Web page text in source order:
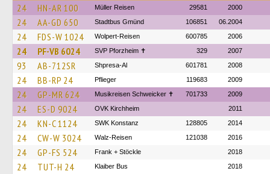
24 HN-AR 100 Müller Reisen 29581 2000
24 AA-GD 650 Stadtbus Gmünd 106851 06.2004
24 FDS-W 1024 Wolpert-Reisen 600785 2006
24 PF-VB 6024 SVP Pforzheim ✝ 329 2007
93 AB-712SR Shpresa-Al 601781 2008
24 BB-RP 24 Pflieger 119683 2009
24 GP-MR 624 Musikreisen Schweicker ✝ 701733 2009
24 ES-D 9024 OVK Kirchheim 2011
24 KN-C 1124 SWK Konstanz 128805 2014
24 CW-W 3024 Walz-Reisen 121038 2016
24 GP-FS 524 Frank + Stöckle 2018
24 TUT-H 24 Klaiber Bus 2018